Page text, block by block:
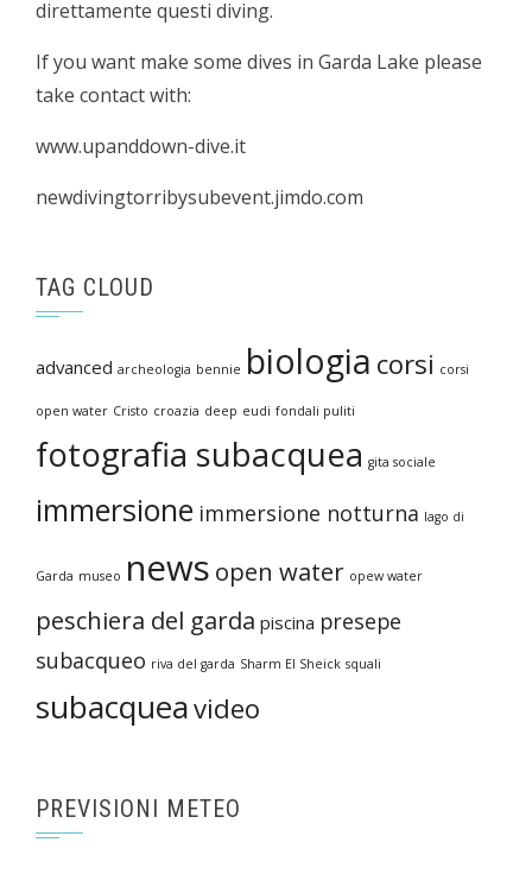
direttamente questi diving.
If you want make some dives in Garda Lake please
take contact with:
www.upanddown-dive.it
newdivingtorribysubevent.jimdo.com
TAG CLOUD
advanced archeologia bennie biologia corsi corsi
open water Cristo croazia deep eudi fondali puliti
fotografia subacquea gita sociale
immersione immersione notturna lago di
Garda museo news open water opew water
peschiera del garda piscina presepe
subacqueo riva del garda Sharm El Sheick squali
subacqueavideo
PREVISIONI METEO